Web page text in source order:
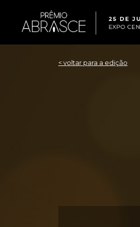
< voltar para a edição